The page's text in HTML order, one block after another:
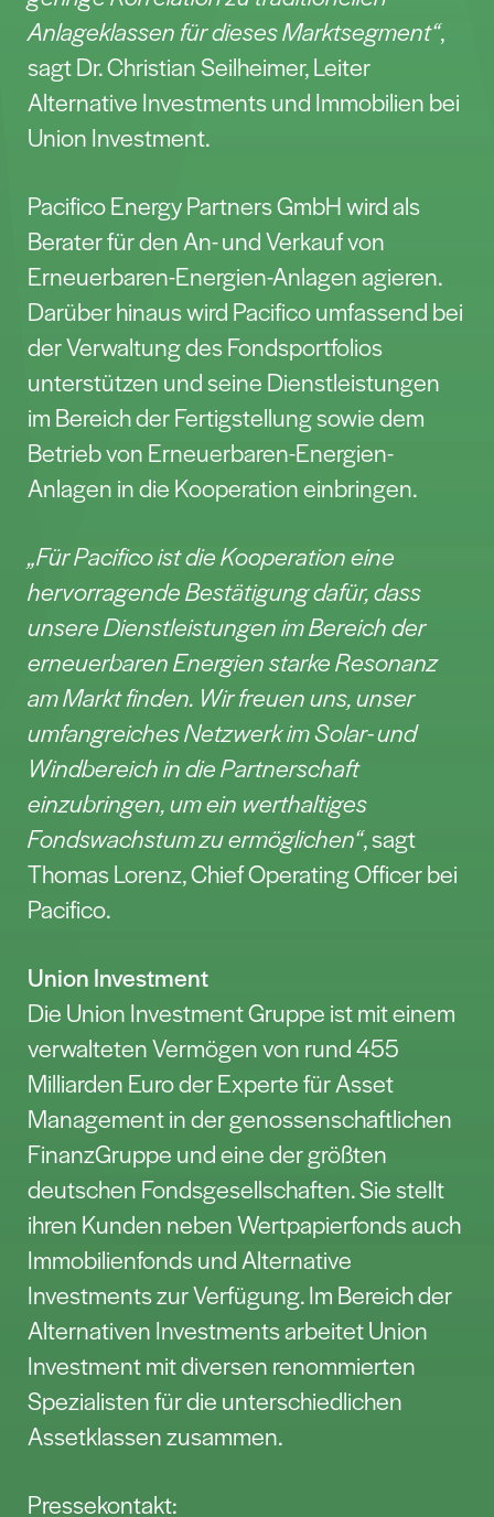
Mittelhessen ist sie kompetenter und
verlässlicher Berater und
Finanzierungspartner für rund 350.000
Kundinnen und Kunden im Privatkunden-
halten Anteile an der Genossenschaft. Seit
mehr als 10 Jahren finanziert die Volksbank
Mittelhessen Projekte der Energiewende
und investiert auch selbst. So ist sie derzeit
an verschiedenen Unternehmen beteiligt
und unterhält unter anderem 8
Windkraftanlagen (WEA) mit einer
Nennleistung von 36,8 MW, einen
Solarpark mit ca. 16.000 Modulen und
Wasserkraftwerk mit einer Gesamtleistung
von 2,7 MWh.
Pressekontakt:
Michael Agricola
Tel. +49 641 7005-663213
Michael.agricola@vb-mittelhessen.de
Pacifico Energy Partners GmbH
Pacifico Energy Partners GmbH ist ein
Unternehmen für erneuerbare Energien in
sowie Batterie- und
Wasserstofftechnologien. Pacifico
entwickelt Projekte, erneuert bestehende
Anlagen, bietet moderne Asset-
Management-Dienstleistungen und
ermöglicht den Erwerb von
betriebsbereiten und schlüsselfertigen
Anlagen.
Pressekontakt:
Ulf Oesterlin
info@pacifico-energy.com